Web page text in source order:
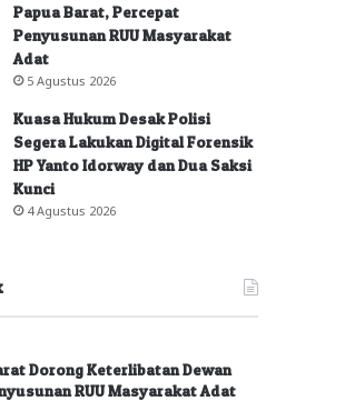
Papua Barat, Percepat
Penyusunan RUU Masyarakat
Adat
5 Agustus 2026
Kuasa Hukum Desak Polisi
Segera Lakukan Digital Forensik
HP Yanto Idorway dan Dua Saksi
Kunci
4 Agustus 2026
Dorong Keterlibatan Dewan
RUU Masyarakat Adat